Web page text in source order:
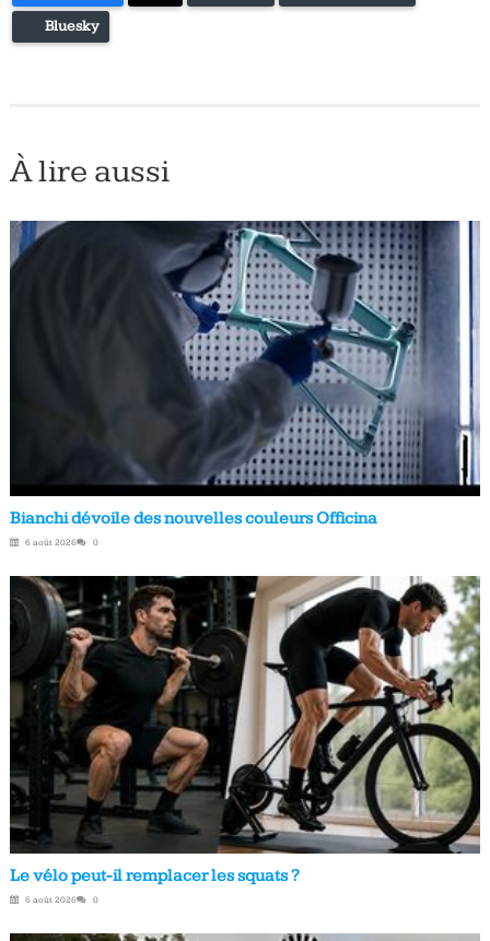
Bluesky
À lire aussi
Bianchi dévoile des nouvelles couleurs Officina
6 août 2026 0
Le vélo peut-il remplacer les squats ?
6 août 2026 0